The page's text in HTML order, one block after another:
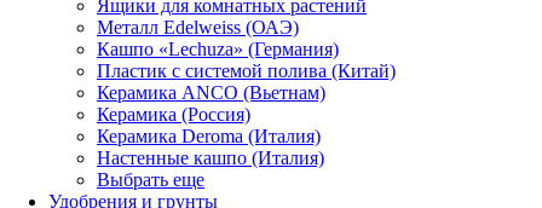
Ящики для комнатных растений
Металл Edelweiss (ОАЭ)
Кашпо «Lechuza» (Германия)
Пластик с системой полива (Китай)
Керамика ANCO (Вьетнам)
Керамика (Россия)
Керамика Deroma (Италия)
Настенные кашпо (Италия)
Выбрать еще
Удобрения и грунты